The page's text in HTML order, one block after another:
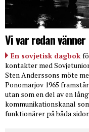
Vi var redan vänner
En sovjetisk dagbok
kontakter med
Sten Anderssons möte
Ponomarjov 1965
utan som en del av en
kommunikationskanal
funktionärer på båda sidor.